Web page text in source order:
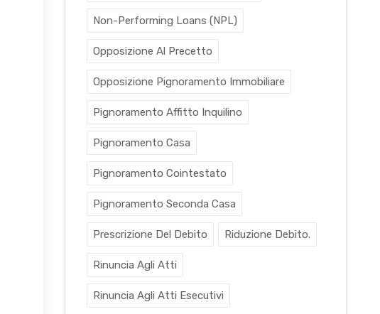
Non-Performing Loans (NPL)
Opposizione Al Precetto
Opposizione Pignoramento Immobiliare
Pignoramento Affitto Inquilino
Pignoramento Casa
Pignoramento Cointestato
Pignoramento Seconda Casa
Prescrizione Del Debito Riduzione Debito.
Rinuncia Agli Atti
Rinuncia Agli Atti Esecutivi